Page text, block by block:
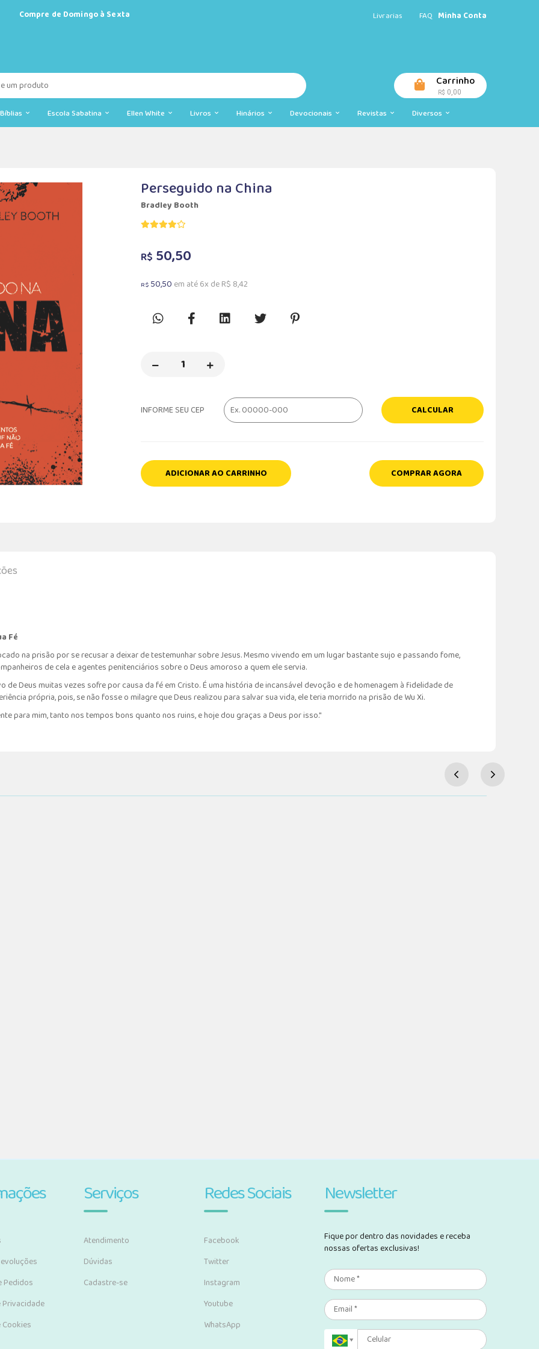
Compre de Domingo à Sexta Livrarias FAQ Minha Conta
Carrinho
R$ 0,00
Bíblias Escola Sabatina Ellen White Livros Hinários Devocionais Revistas Diversos
Perseguido na China
Bradley Booth
R$ 50,50
R$ 50,50 em até 6x de R$ 8,42
INFORME SEU CEP CALCULAR
ADICIONAR AO CARRINHO COMPRAR AGORA
Fé
na prisão por se recusar a deixar de testemunhar sobre Jesus. Mesmo vivendo em um lugar bastante sujo e passando fome,
de cela e agentes penitenciários sobre o Deus amoroso a quem ele servia.
Deus muitas vezes sofre por causa da fé em Cristo. É uma história de incansável devoção e de homenagem à fidelidade de
própria, pois, se não fosse o milagre que Deus realizou para salvar sua vida, ele teria morrido na prisão de Wu Xi.
para mim, tanto nos tempos bons quanto nos ruins, e hoje dou graças a Deus por isso."
Pedidos
Serviços
Atendimento
Dúvidas
Cadastre-se
Redes Sociais
Facebook
Twitter
Instagram
Youtube
WhatsApp
Newsletter
Fique por dentro das novidades e receba
nossas ofertas exclusivas!